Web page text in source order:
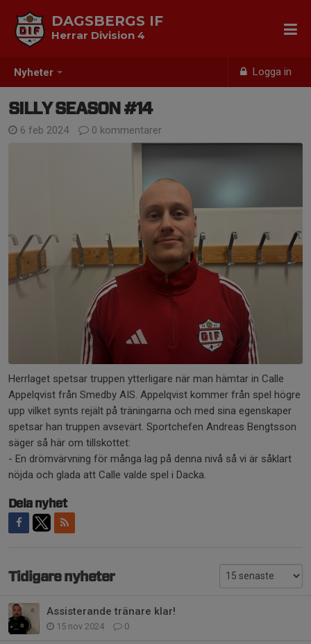
Nyheter Logga in
DAGSBERGS IF
Herrar Division 4
SILLY SEASON #14
6 feb 2024 0 kommentarer
Herrlaget spetsar truppen ytterligare när man hämtar in Calle
Appelqvist från Smedby AIS. Appelqvist kommer från spel högre
upp vilket synts rejält på träningarna och med sina egenskaper
spetsar han truppen avsevärt. Sportchefen Andreas Bengtsson
säger så här om tillskottet:
- En drömvärvning för många lag på denna nivå så vi är såklart
nöjda och glada att Calle valde spel i Dacka.
Dela nyhet
Tidigare nyheter
Assisterande tränare klar!
15 nov 2024 0